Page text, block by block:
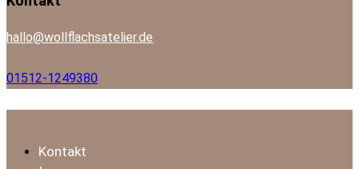
1
empty
hallo@wollflachsatelier.de
01512-1249380
Kontakt